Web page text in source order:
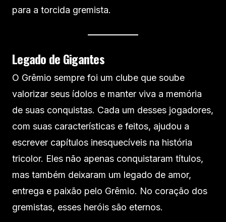
para a torcida gremista.
Legado de Gigantes
O Grêmio sempre foi um clube que soube
valorizar seus ídolos e manter viva a memória
de suas conquistas. Cada um desses jogadores,
com suas características e feitos, ajudou a
escrever capítulos inesquecíveis na história
tricolor. Eles não apenas conquistaram títulos,
mas também deixaram um legado de amor,
entrega e paixão pelo Grêmio. No coração dos
gremistas, esses heróis são eternos.